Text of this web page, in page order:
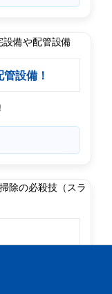
設備！
機能を解説しま